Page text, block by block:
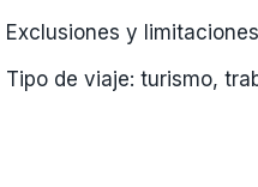
Exclusiones y
Tipo de viaje: turismo,